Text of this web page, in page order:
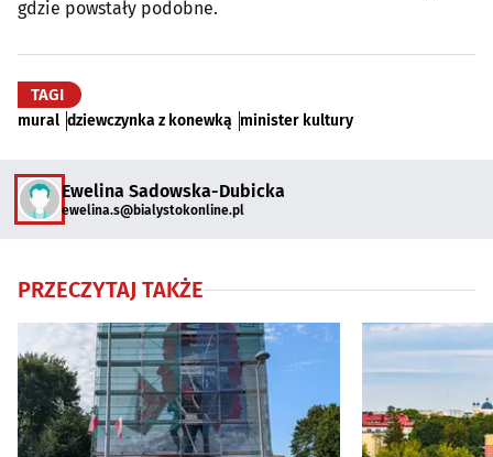
gdzie powstały podobne.
TAGI
mural dziewczynka z konewką minister kultury
Ewelina Sadowska-Dubicka
ewelina.s@bialystokonline.pl
PRZECZYTAJ TAKŻE